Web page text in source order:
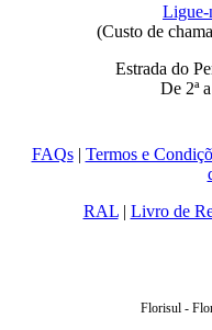
Ligue-
(Custo de
Estrada do
De 2ª
FAQs| Termos e
RAL| Livro de
Florisul -